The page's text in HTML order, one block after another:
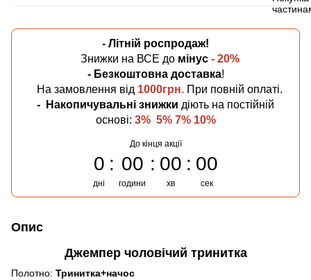
- Літній роспродаж!
Знижки на ВСЕ до мінус - 20%
- Безкоштовна доставка!
На замовлення від 1000грн. При повній оплаті.
-
Накопичувальні знижки діють на постійній
основі: 3% 5% 7% 10%
До кінця акції
0
дні
00
години
00
хв
00
сек
Опис
Джемпер чоловічий тринитка
Полотно: Тринитка+начос